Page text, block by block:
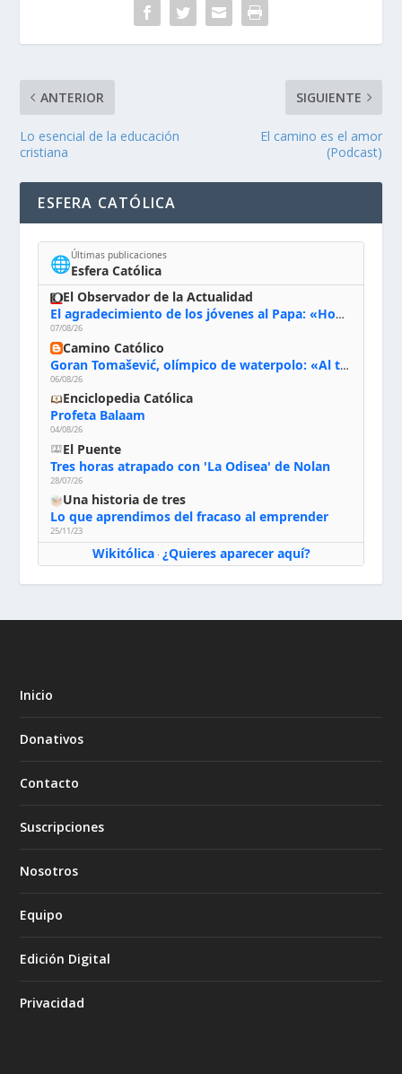
ANTERIOR
Lo esencial de la educación
cristiana
SIGUIENTE
El camino es el amor
(Podcast)
ESFERA CATÓLICA
🌐Últimas publicaciones
Esfera Católica
El Observador de la Actualidad
El agradecimiento de los jóvenes al Papa: «Hoy nos sentimos Iglesia»
07/08/26
Camino Católico
Goran Tomašević, olímpico de waterpolo: «Al terminar el Camino de Santiago entregué mi vida a Cristo; hablé con Dios y le dije: ‘Estoy listo; estoy a tu servicio. Puedo llevar lo que sea necesario para ti’»
06/08/26
Enciclopedia Católica
Profeta Balaam
04/08/26
El Puente
Tres horas atrapado con 'La Odisea' de Nolan
28/07/26
Una historia de tres
Lo que aprendimos del fracaso al emprender
25/11/23
Wikitólica· ¿Quieres aparecer aquí?
Inicio
Donativos
Contacto
Suscripciones
Nosotros
Equipo
Edición Digital
Privacidad